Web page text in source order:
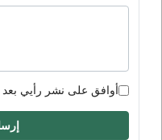
أوافق على نشر رأيي بعد